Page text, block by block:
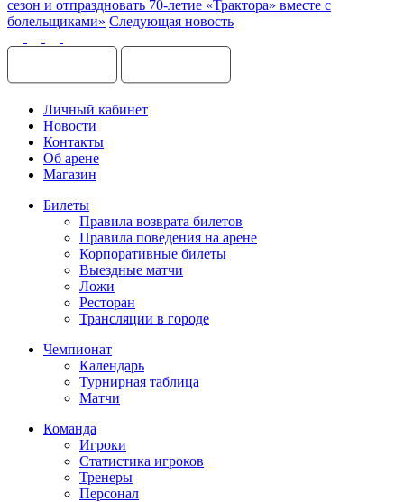
сезон и отпраздновать 70-летие «Трактора» вместе с
болельщиками» Следующая новость
Личный кабинет
Новости
Контакты
Об арене
Магазин
Билеты
Правила возврата билетов
Правила поведения на арене
Корпоративные билеты
Выездные матчи
Ложи
Ресторан
Трансляции в городе
Чемпионат
Календарь
Турнирная таблица
Матчи
Команда
Игроки
Статистика игроков
Тренеры
Персонал